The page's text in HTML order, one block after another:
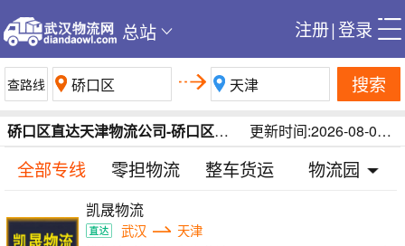
总站 注册|登录
搜索
更新时间:2026-08-07 12:58:39
硚口区直达天津物流公司-硚口区到天津物流专线-武汉硚口区到天津物流运费在线查询/每日更新
全部专线 零担物流 整车货运 物流园
凯晟物流
武汉
天津